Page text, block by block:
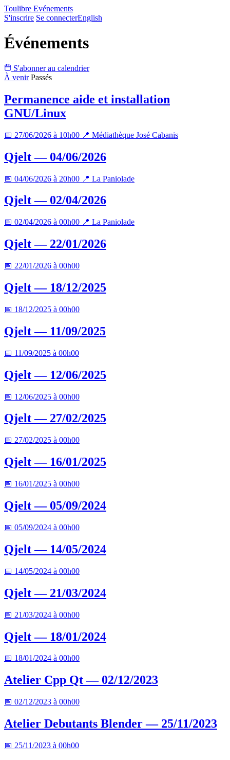
Toulibre Evénements
S'inscrire Se connecterEnglish
Événements
S'abonner au calendrier
À venir Passés
Permanence aide et installation
GNU/Linux
📅 27/06/2026 à 10h00 📍 Médiathèque José Cabanis
Qjelt — 04/06/2026
📅 04/06/2026 à 20h00 📍 La Paniolade
Qjelt — 02/04/2026
📅 02/04/2026 à 00h00 📍 La Paniolade
Qjelt — 22/01/2026
📅 22/01/2026 à 00h00
Qjelt — 18/12/2025
📅 18/12/2025 à 00h00
Qjelt — 11/09/2025
📅 11/09/2025 à 00h00
Qjelt — 12/06/2025
📅 12/06/2025 à 00h00
Qjelt — 27/02/2025
📅 27/02/2025 à 00h00
Qjelt — 16/01/2025
📅 16/01/2025 à 00h00
Qjelt — 05/09/2024
📅 05/09/2024 à 00h00
Qjelt — 14/05/2024
📅 14/05/2024 à 00h00
Qjelt — 21/03/2024
📅 21/03/2024 à 00h00
Qjelt — 18/01/2024
📅 18/01/2024 à 00h00
Atelier Cpp Qt — 02/12/2023
📅 02/12/2023 à 00h00
Atelier Debutants Blender — 25/11/2023
📅 25/11/2023 à 00h00